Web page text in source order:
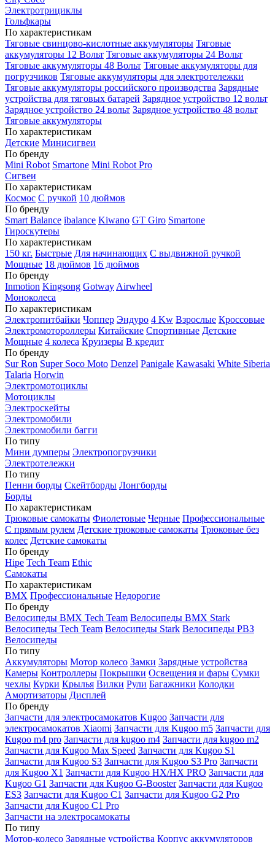
Электротрициклы
Гольфкары
По характеристикам
Тяговые свинцово-кислотные аккумуляторы Тяговые
аккумуляторы 12 Вольт Тяговые аккумуляторы 24 Вольт
Тяговые аккумуляторы 48 Вольт Тяговые аккумуляторы для
погрузчиков Тяговые аккумуляторы для электротележки
Тяговые аккумуляторы российского производства Зарядные
устройства для тяговых батарей Зарядное устройство 12 вольт
Зарядное устройство 24 вольт Зарядное устройство 48 вольт
Тяговые аккумуляторы
По характеристикам
Детские Минисигвеи
По бренду
Mini Robot Smartone Mini Robot Pro
Сигвеи
По характеристикам
Космос С ручкой 10 дюймов
По бренду
Smart Balance ibalance Kiwano GT Giro Smartone
Гироскутеры
По характеристикам
150 кг. Быстрые Для начинающих С выдвижной ручкой
Мощные 18 дюймов 16 дюймов
По бренду
Inmotion Kingsong Gotway Airwheel
Моноколеса
По характеристикам
Электропитбайки Чоппер Эндуро 4 Kw Взрослые Кроссовые
Электромотороллеры Китайские Спортивные Детские
Мощные 4 колеса Круизеры В кредит
По бренду
Sur Ron Super Soco Moto Denzel Panigale Kawasaki White Siberia
Talaria Horwin
Электромотоциклы
Мотоциклы
Электроскейты
Электромобили
Электромобили багги
По типу
Мини думперы Электропогрузчики
Электротележки
По типу
Пенни борды Скейтборды Лонгборды
Борды
По характеристикам
Трюковые самокаты Фиолетовые Черные Профессиональные
С прямым рулем Детские трюковые самокаты Трюковые без
колес Детские самокаты
По бренду
Hipe Tech Team Ethic
Самокаты
По характеристикам
BMX Профессиональные Недорогие
По бренду
Велосипеды BMX Tech Team Велосипеды BMX Stark
Велосипеды Tech Team Велосипеды Stark Велосипеды РВЗ
Велосипеды
По типу
Аккумуляторы Мотор колесо Замки Зарядные устройства
Камеры Контроллеры Покрышки Освещения и фары Сумки
чехлы Курки Крылья Вилки Рули Багажники Колодки
Амортизаторы Дисплей
По бренду
Запчасти для электросамокатов Kugoo Запчасти для
электросамокатов Xiaomi Запчасти для Kugoo m5 Запчасти для
Кugoo m4 pro Запчасти для kugoo m4 Запчасти для kugoo m2
Запчасти для Kugoo Max Speed Запчасти для Kugoo S1
Запчасти для Kugoo S3 Запчасти для Kugoo S3 Pro Запчасти
для Kugoo X1 Запчасти для Kugoo HX/HX PRO Запчасти для
Kugoo G1 Запчасти для Kugoo G-Booster Запчасти для Kugoo
ES3 Запчасти для Kugoo C1 Запчасти для Kugoo G2 Pro
Запчасти для Kugoo C1 Pro
Запчасти на электросамокаты
По типу
Мотор-колесо Зарядные устройства Корпус аккумуляторов